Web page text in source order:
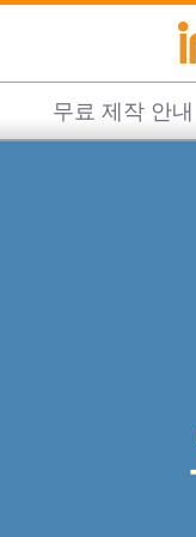
무료 제작 안내